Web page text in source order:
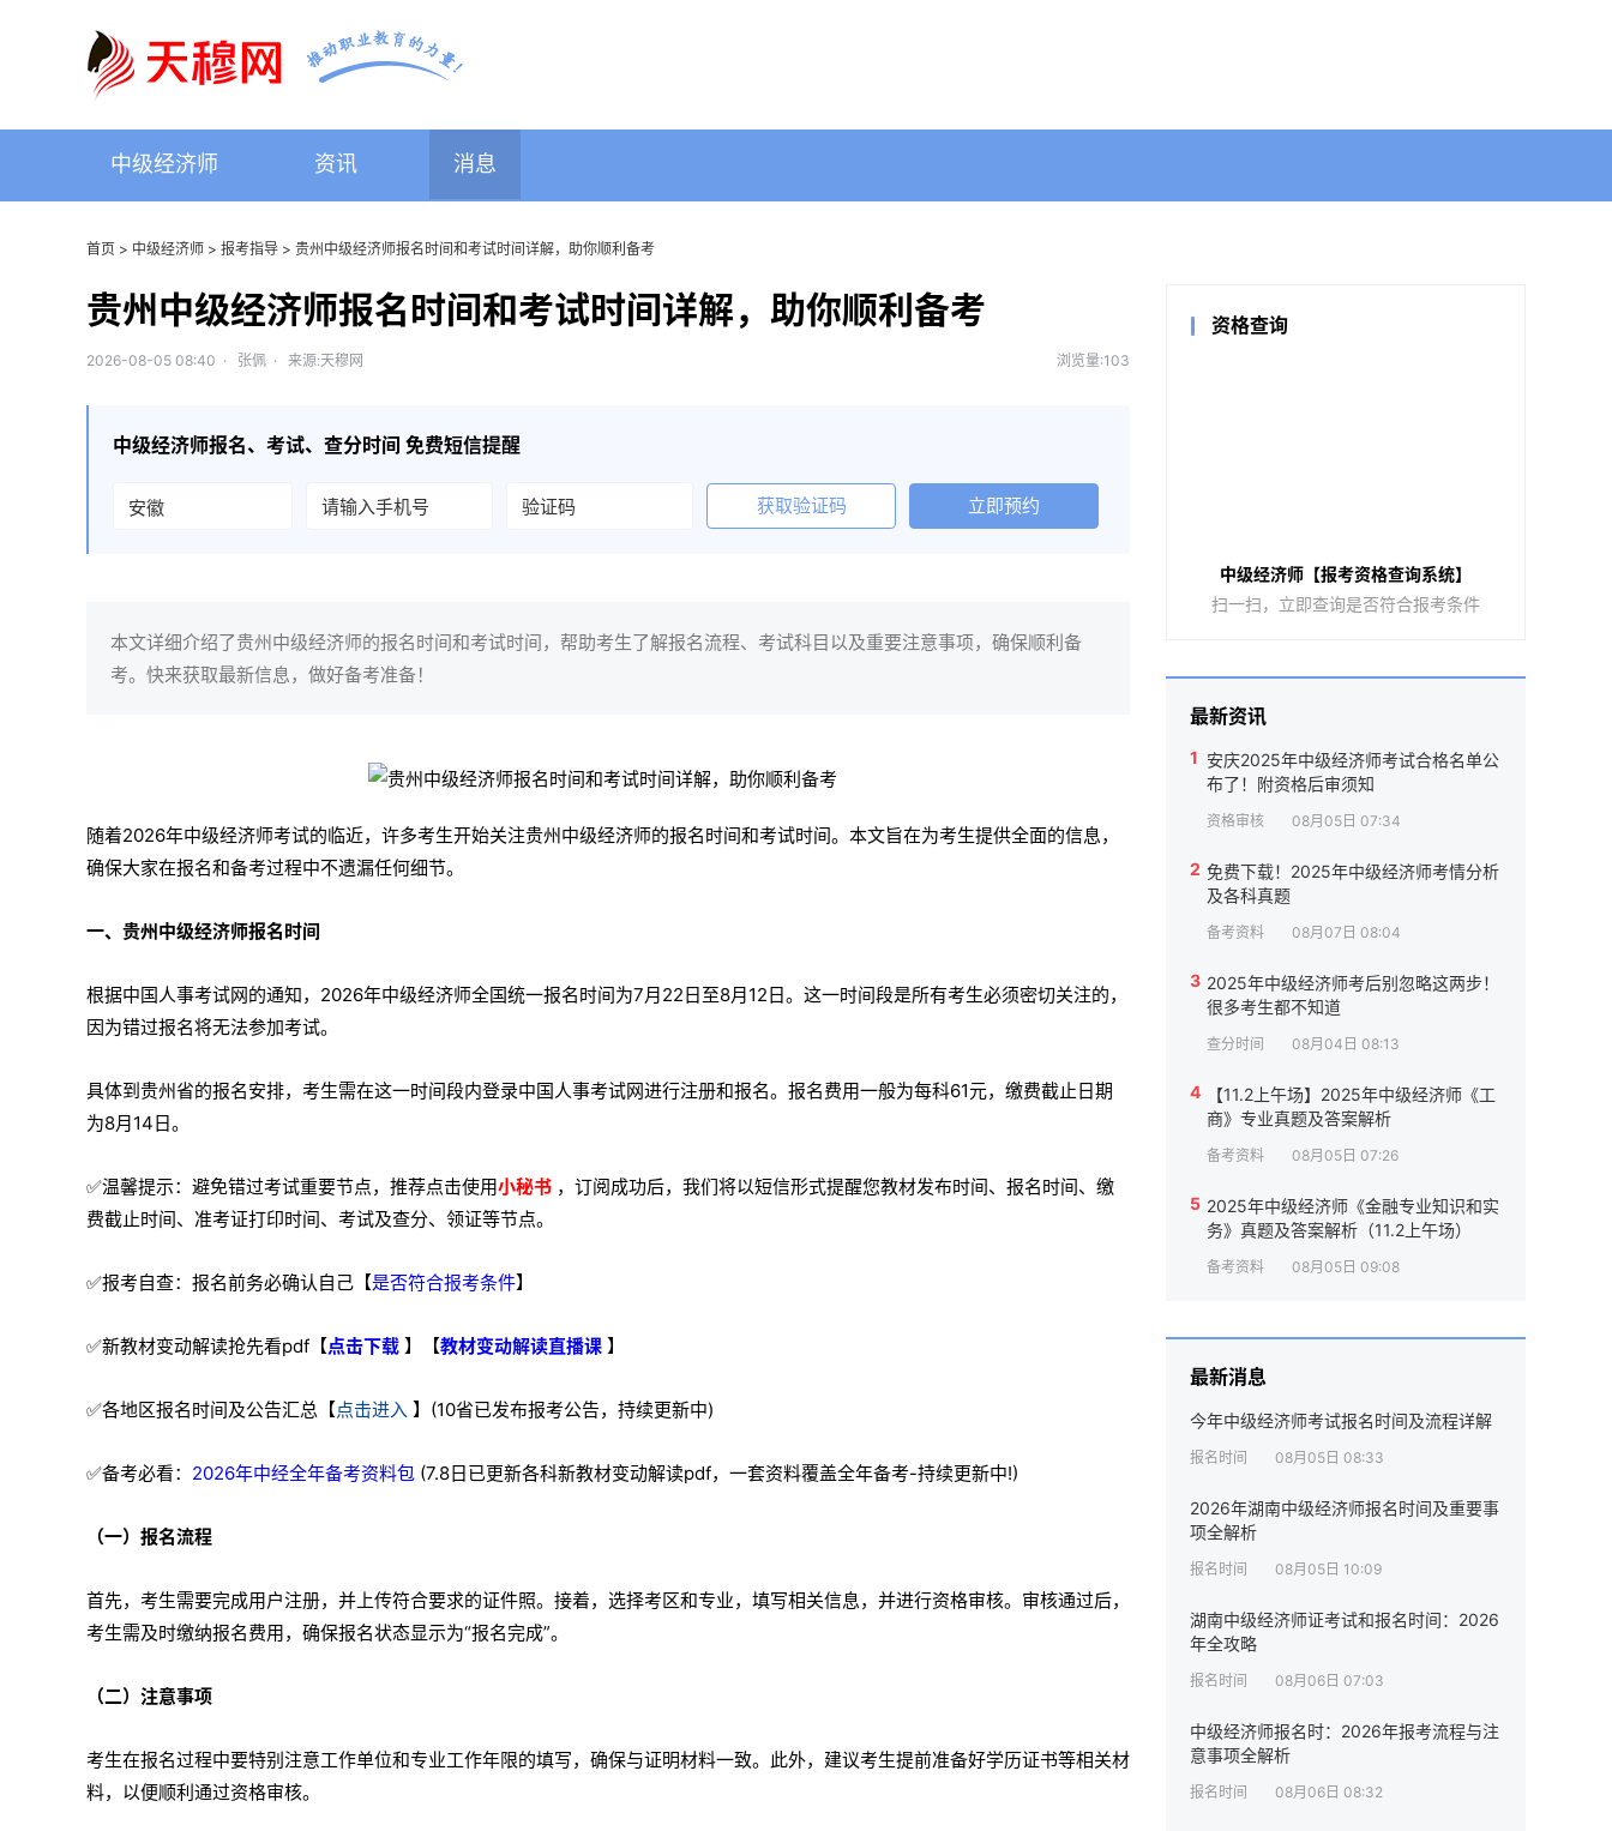
中级经济师 资讯 消息
首页 > 中级经济师 > 报考指导 > 贵州中级经济师报名时间和考试时间详解，助你顺利备考
贵州中级经济师报名时间和考试时间详解，助你顺利备考
2026-08-05 08:40 · 张佩 · 来源:天穆网 浏览量:103
中级经济师报名、考试、查分时间 免费短信提醒
获取验证码 立即预约
本文详细介绍了贵州中级经济师的报名时间和考试时间，帮助考生了解报名流程、考试科目以及重要注意事项，确保顺利备
考。快来获取最新信息，做好备考准备！
随着2026年中级经济师考试的临近，许多考生开始关注贵州中级经济师的报名时间和考试时间。本文旨在为考生提供全面的信息，
确保大家在报名和备考过程中不遗漏任何细节。
一、贵州中级经济师报名时间
根据中国人事考试网的通知，2026年中级经济师全国统一报名时间为7月22日至8月12日。这一时间段是所有考生必须密切关注的，
因为错过报名将无法参加考试。
具体到贵州省的报名安排，考生需在这一时间段内登录中国人事考试网进行注册和报名。报名费用一般为每科61元，缴费截止日期
为8月14日。
✅温馨提示：避免错过考试重要节点，推荐点击使用小秘书 ，订阅成功后，我们将以短信形式提醒您教材发布时间、报名时间、缴
费截止时间、准考证打印时间、考试及查分、领证等节点。
✅报考自查：报名前务必确认自己【是否符合报考条件】
✅新教材变动解读抢先看pdf【点击下载 】【教材变动解读直播课 】
✅各地区报名时间及公告汇总【点击进入 】(10省已发布报考公告，持续更新中)
✅备考必看： 2026年中经全年备考资料包 (7.8日已更新各科新教材变动解读pdf，一套资料覆盖全年备考-持续更新中!)
（一）报名流程
首先，考生需要完成用户注册，并上传符合要求的证件照。接着，选择考区和专业，填写相关信息，并进行资格审核。审核通过后，
考生需及时缴纳报名费用，确保报名状态显示为“报名完成”。
（二）注意事项
考生在报名过程中要特别注意工作单位和专业工作年限的填写，确保与证明材料一致。此外，建议考生提前准备好学历证书等相关材
料，以便顺利通过资格审核。
资格查询
中级经济师【报考资格查询系统】
扫一扫，立即查询是否符合报考条件
最新资讯
1 安庆2025年中级经济师考试合格名单公
布了！附资格后审须知
资格审核 08月05日 07:34
2 免费下载！2025年中级经济师考情分析
及各科真题
备考资料 08月07日 08:04
3 2025年中级经济师考后别忽略这两步！
很多考生都不知道
查分时间 08月04日 08:13
4
【11.2上午场】2025年中级经济师《工
商》专业真题及答案解析
备考资料 08月05日 07:26
5 2025年中级经济师《金融专业知识和实
务》真题及答案解析（11.2上午场）
备考资料 08月05日 09:08
最新消息
今年中级经济师考试报名时间及流程详解
报名时间 08月05日 08:33
2026年湖南中级经济师报名时间及重要事
项全解析
报名时间 08月05日 10:09
湖南中级经济师证考试和报名时间：2026
年全攻略
报名时间 08月06日 07:03
中级经济师报名时：2026年报考流程与注
意事项全解析
报名时间 08月06日 08:32